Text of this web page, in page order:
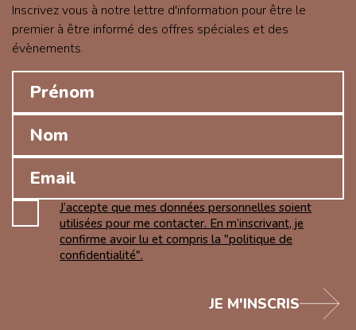
Inscrivez vous à notre lettre d'information pour être le
premier à être informé des offres spéciales et des
évènements.
J’accepte que mes données personnelles soient
utilisées pour me contacter. En m’inscrivant, je
confirme avoir lu et compris la "politique de
confidentialité".
JE M'INSCRIS